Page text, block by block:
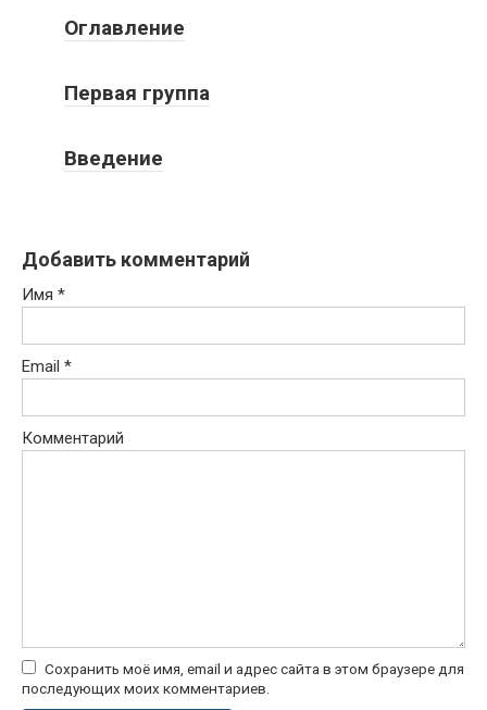
Оглавление
Первая группа
Введение
Добавить комментарий
Имя *
Email *
Комментарий
Сохранить моё имя, email и адрес сайта в этом браузере для
последующих моих комментариев.